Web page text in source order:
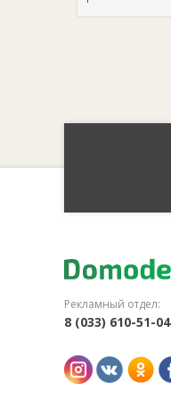
Рекламный отдел:
8 (033) 610-51-04